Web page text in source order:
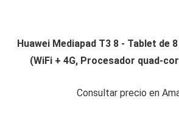
Huawei Mediapad T3 8 - Tablet de
(WiFi + 4G, Procesador quad-
Consultar precio en